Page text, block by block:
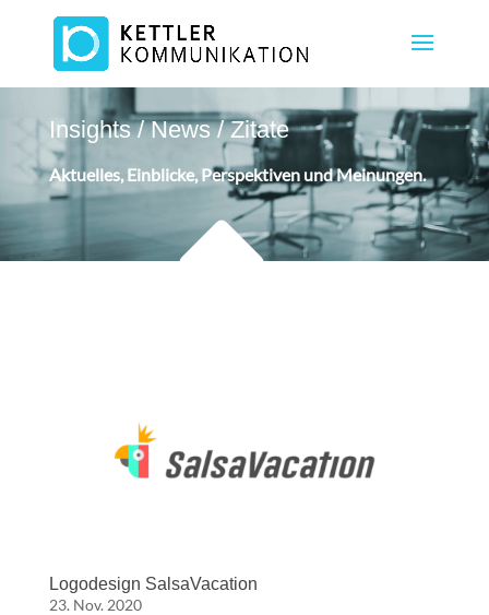
Insights / News / Zitate
Aktuelles, Einblicke, Perspektiven und Meinungen.
Logodesign SalsaVacation
23. Nov. 2020